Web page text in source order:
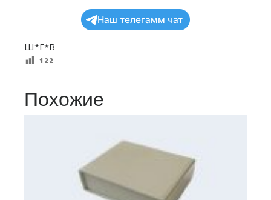
Наш телегамм чат
Ш*Г*В
122
Похожие